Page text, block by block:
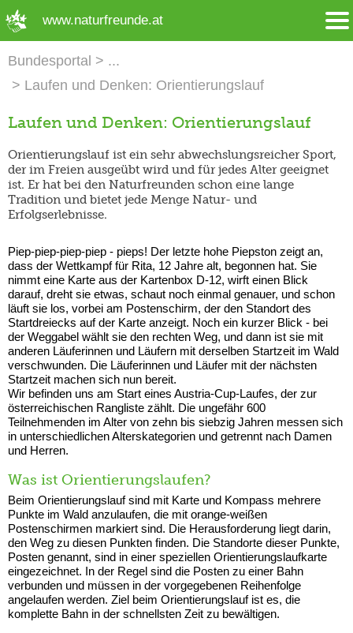
www.naturfreunde.at
Bundesportal
Laufen und Denken: Orientierungslauf
Laufen und Denken: Orientierungslauf
Orientierungslauf ist ein sehr abwechslungsreicher Sport,
der im Freien ausgeübt wird und für jedes Alter geeignet
ist. Er hat bei den Naturfreunden schon eine lange
Tradition und bietet jede Menge Natur- und
Erfolgserlebnisse.
Piep-piep-piep-piep - pieps! Der letzte hohe Piepston zeigt an,
dass der Wettkampf für Rita, 12 Jahre alt, begonnen hat. Sie
nimmt eine Karte aus der Kartenbox D-12, wirft einen Blick
darauf, dreht sie etwas, schaut noch einmal genauer, und schon
läuft sie los, vorbei am Postenschirm, der den Standort des
Startdreiecks auf der Karte anzeigt. Noch ein kurzer Blick - bei
der Weggabel wählt sie den rechten Weg, und dann ist sie mit
anderen Läuferinnen und Läufern mit derselben Startzeit im Wald
verschwunden. Die Läuferinnen und Läufer mit der nächsten
Startzeit machen sich nun bereit.
Wir befinden uns am Start eines Austria-Cup-Laufes, der zur
österreichischen Rangliste zählt. Die ungefähr 600
Teilnehmenden im Alter von zehn bis siebzig Jahren messen sich
in unterschiedlichen Alterskategorien und getrennt nach Damen
und Herren.
Was ist Orientierungslaufen?
Beim Orientierungslauf sind mit Karte und Kompass mehrere
Punkte im Wald anzulaufen, die mit orange-weißen
Postenschirmen markiert sind. Die Herausforderung liegt darin,
den Weg zu diesen Punkten finden. Die Standorte dieser Punkte,
Posten genannt, sind in einer speziellen Orientierungslaufkarte
eingezeichnet. In der Regel sind die Posten zu einer Bahn
verbunden und müssen in der vorgegebenen Reihenfolge
angelaufen werden. Ziel beim Orientierungslauf ist es, die
komplette Bahn in der schnellsten Zeit zu bewältigen.